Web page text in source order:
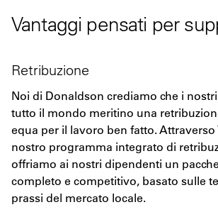
Vantaggi pensati per
Retribuzione
Noi di Donaldson crediamo che i
tutto il mondo meritino una
equa per il lavoro ben fatto. Attraverso
nostro programma integrato di
offriamo ai nostri dipendenti un
completo e competitivo, basato sulle
prassi del mercato locale.